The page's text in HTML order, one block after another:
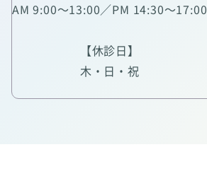
AM 9:00～13:00／PM 14:30～17:00
【休診日】
木・日・祝